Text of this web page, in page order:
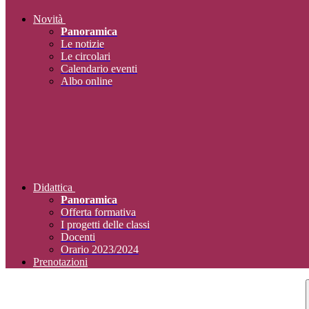
Novità
Panoramica
Le notizie
Le circolari
Calendario eventi
Albo online
Didattica
Panoramica
Offerta formativa
I progetti delle classi
Docenti
Orario 2023/2024
Prenotazioni